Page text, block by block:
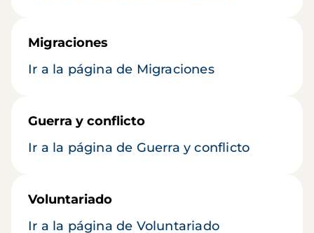
Migraciones
Ir a la página de Migraciones
Guerra y conflicto
Ir a la página de Guerra y conflicto
Voluntariado
Ir a la página de Voluntariado